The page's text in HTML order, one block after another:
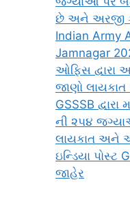
છે અને અરજી
Indian Army
Jamnagar
ઓફિસ દ્વારા
જાણો
GSSSB
ની ૨૫૪
લાયકાત અને
ઇન્ડિયા પોસ્ટ
જાહેર